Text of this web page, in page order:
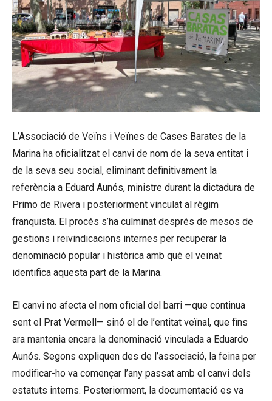
L’Associació de Veïns i Veïnes de Cases Barates de la
Marina ha oficialitzat el canvi de nom de la seva entitat i
de la seva seu social, eliminant definitivament la
referència a Eduard Aunós, ministre durant la dictadura de
Primo de Rivera i posteriorment vinculat al règim
franquista. El procés s’ha culminat després de mesos de
gestions i reivindicacions internes per recuperar la
denominació popular i històrica amb què el veïnat
identifica aquesta part de la Marina.
El canvi no afecta el nom oficial del barri —que continua
sent el Prat Vermell— sinó el de l’entitat veïnal, que fins
ara mantenia encara la denominació vinculada a Eduardo
Aunós. Segons expliquen des de l’associació, la feina per
modificar-ho va començar l’any passat amb el canvi dels
estatuts interns. Posteriorment, la documentació es va